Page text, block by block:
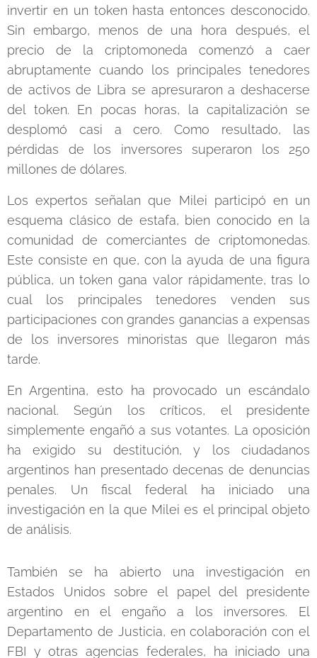
invertir en un token hasta entonces desconocido.
Sin embargo, menos de una hora después, el
precio de la criptomoneda comenzó a caer
abruptamente cuando los principales tenedores
de activos de Libra se apresuraron a deshacerse
del token. En pocas horas, la capitalización se
desplomó casi a cero. Como resultado, las
pérdidas de los inversores superaron los 250
millones de dólares.
Los expertos señalan que Milei participó en un
esquema clásico de estafa, bien conocido en la
comunidad de comerciantes de criptomonedas.
Este consiste en que, con la ayuda de una figura
pública, un token gana valor rápidamente, tras lo
cual los principales tenedores venden sus
participaciones con grandes ganancias a expensas
de los inversores minoristas que llegaron más
tarde.
En Argentina, esto ha provocado un escándalo
nacional. Según los críticos, el presidente
simplemente engañó a sus votantes. La oposición
ha exigido su destitución, y los ciudadanos
argentinos han presentado decenas de denuncias
penales. Un fiscal federal ha iniciado una
investigación en la que Milei es el principal objeto
de análisis.
También se ha abierto una investigación en
Estados Unidos sobre el papel del presidente
argentino en el engaño a los inversores. El
Departamento de Justicia, en colaboración con el
FBI y otras agencias federales, ha iniciado una